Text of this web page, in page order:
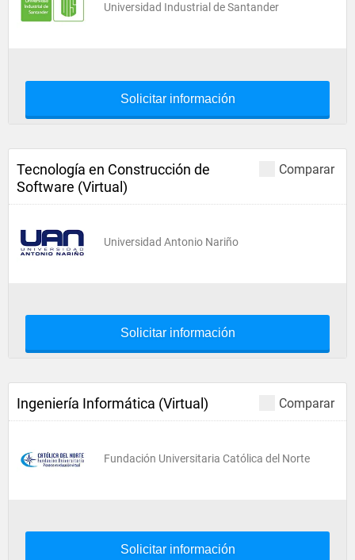
Universidad Industrial de Santander
Solicitar información
Comparar
Tecnología en Construcción de
Software (Virtual)
Universidad Antonio Nariño
Solicitar información
Comparar
Ingeniería Informática (Virtual)
Fundación Universitaria Católica del Norte
Solicitar información